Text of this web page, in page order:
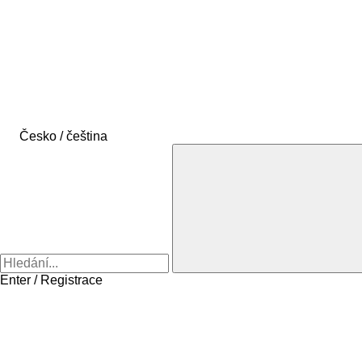
Česko / čeština
Enter / Registrace